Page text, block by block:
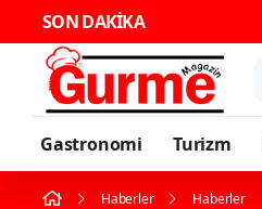
SON DAKİKA
Gastronomi Turizm
Haberler Haberler